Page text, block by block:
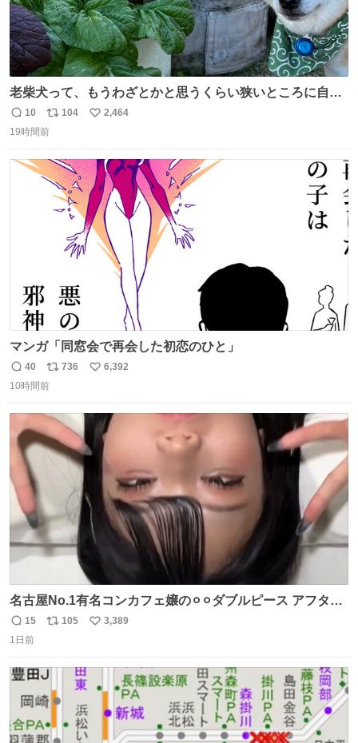
老柴犬って、もうわざとかと思うくらい狭いところに自ら
はまりにいくじゃないですか？ 今朝ガーデニングしてる飼
い主の間にはまってきて、最高に可愛かった♥️
返
信
10
リ
ポ
ト
数
104
い
数
2,464
19時間前
マンガ「同窓会で再会した初恋のひと」
返
信
40
リ
ポ
ト
数
736
い
6,392
10時間前
名古屋No.1有名コンカフェ嬢の⚪︎⚪︎ダブルピース アフター
で毎回これしてくれたらそりゃ通うわw
返
信
15
リ
ト
数
105
い
3,389
1日前